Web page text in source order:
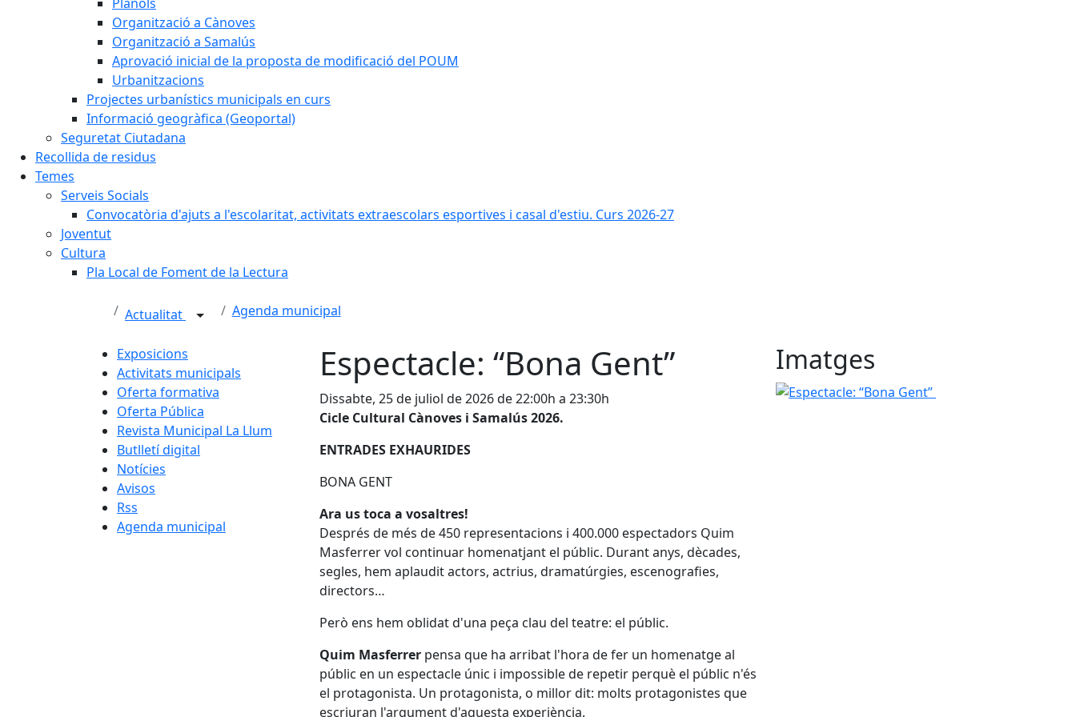
Organització a Cànoves
Organització a Samalús
Aprovació inicial de la proposta de modificació del POUM
Urbanitzacions
Projectes urbanístics municipals en curs
Informació geogràfica (Geoportal)
Seguretat Ciutadana
Recollida de residus
Temes
Serveis Socials
Convocatòria d'ajuts a l'escolaritat, activitats extraescolars esportives i casal d'estiu. Curs 2026-27
Joventut
Cultura
Pla Local de Foment de la Lectura
Actualitat Agenda municipal
Exposicions
Activitats municipals
Oferta formativa
Oferta Pública
Revista Municipal La Llum
Butlletí digital
Notícies
Avisos
Rss
Agenda municipal
Espectacle: “Bona Gent”
Dissabte, 25 de juliol de 2026 de 22:00h a 23:30h
Cicle Cultural Cànoves i Samalús 2026.
ENTRADES EXHAURIDES
BONA GENT
Ara us toca a vosaltres!
Després de més de 450 representacions i 400.000 espectadors Quim
Masferrer vol continuar homenatjant el públic. Durant anys, dècades,
segles, hem aplaudit actors, actrius, dramatúrgies, escenografies,
directors…
Però ens hem oblidat d'una peça clau del teatre: el públic.
Quim Masferrer pensa que ha arribat l'hora de fer un homenatge al
públic en un espectacle únic i impossible de repetir perquè el públic n'és
el protagonista. Un protagonista, o millor dit: molts protagonistes que
escriuran l'argument d'aquesta experiència.
Imatges
Espectacle: “Bona Gent”